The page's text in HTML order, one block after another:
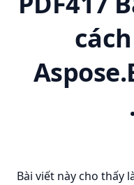
Bài viết này cho thấy